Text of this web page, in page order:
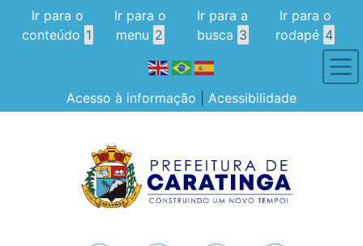
Ir para o
conteúdo 1
Ir para o
menu 2
Ir para a
busca 3
Ir para o
rodapé 4
Acesso à informação Acessibilidade